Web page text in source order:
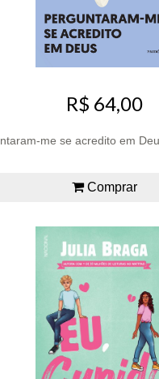
R$ 64,00
me se acredito em
Comprar